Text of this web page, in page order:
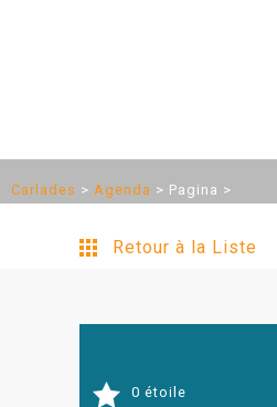
Carlades > Agenda > Pagina >
Retour à la Liste
0 étoile